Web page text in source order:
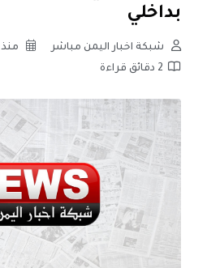
بداخلي
شبكة اخبار اليمن مباشر
منذ 5 سنوات
2 دقائق قراءة